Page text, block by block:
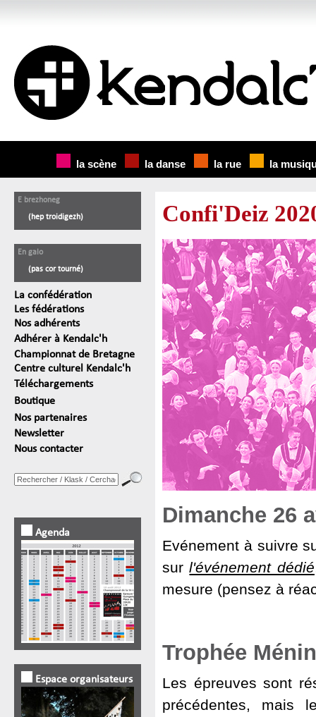
la scène la danse la rue la
E brezhoneg
(hep troidigezh)
En galo
(pas cor tourné)
La confédération
Les fédérations
Nos adhérents
Adhérer à Kendalc'h
Championnat de Bretagne
Centre culturel Kendalc'h
Téléchargements
Boutique
Nos partenaires
Newsletter
Nous contacter
Agenda
Espace organisateurs
Confi'Deiz
Dimanche 26
Evénement à suivre
surl'événement dédié
mesure (pensez à
Trophée
Les épreuves sont
précédentes, mais